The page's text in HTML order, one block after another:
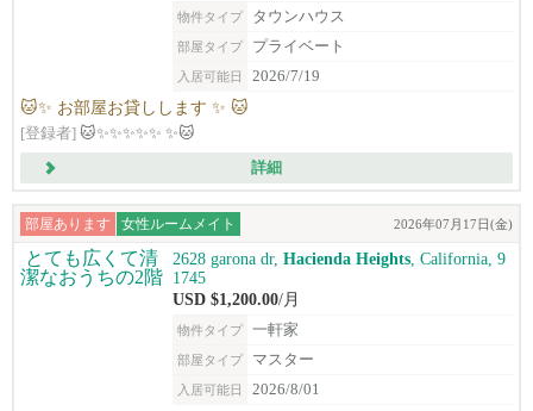
物件タイプ タウンハウス
部屋タイプ プライベート
入居可能日 2026/7/19
🐱✨ お部屋お貸しします ✨ 🐱
[登録者] 🐱✨✨✨✨✨ ✨🐱
詳細
部屋あります 女性ルームメイト 2026年07月17日(金)
2628 garona dr, Hacienda Heights , California, 9
1745
USD $1,200.00/月
物件タイプ 一軒家
部屋タイプ マスター
入居可能日 2026/8/01